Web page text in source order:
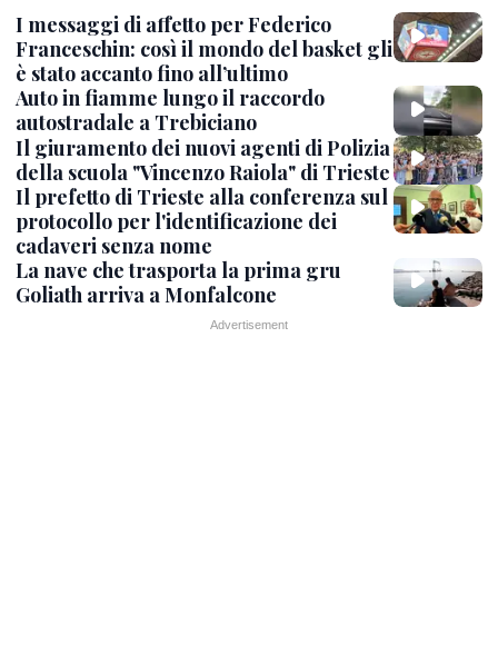
I messaggi di affetto per Federico
Franceschin: così il mondo del basket gli
è stato accanto fino all’ultimo
Auto in fiamme lungo il raccordo
autostradale a Trebiciano
Il giuramento dei nuovi agenti di Polizia
della scuola "Vincenzo Raiola" di Trieste
Il prefetto di Trieste alla conferenza sul
protocollo per l'identificazione dei
cadaveri senza nome
La nave che trasporta la prima gru
Goliath arriva a Monfalcone